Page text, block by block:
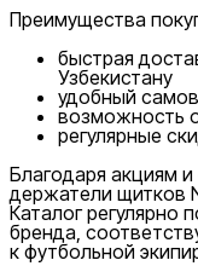
Только онлайн
Преимущества
быстрая
Узбекистану
удобный
возможность
регулярные
Благодаря акциям
держатели щитков
Каталог регулярно
бренда,
к футбольной